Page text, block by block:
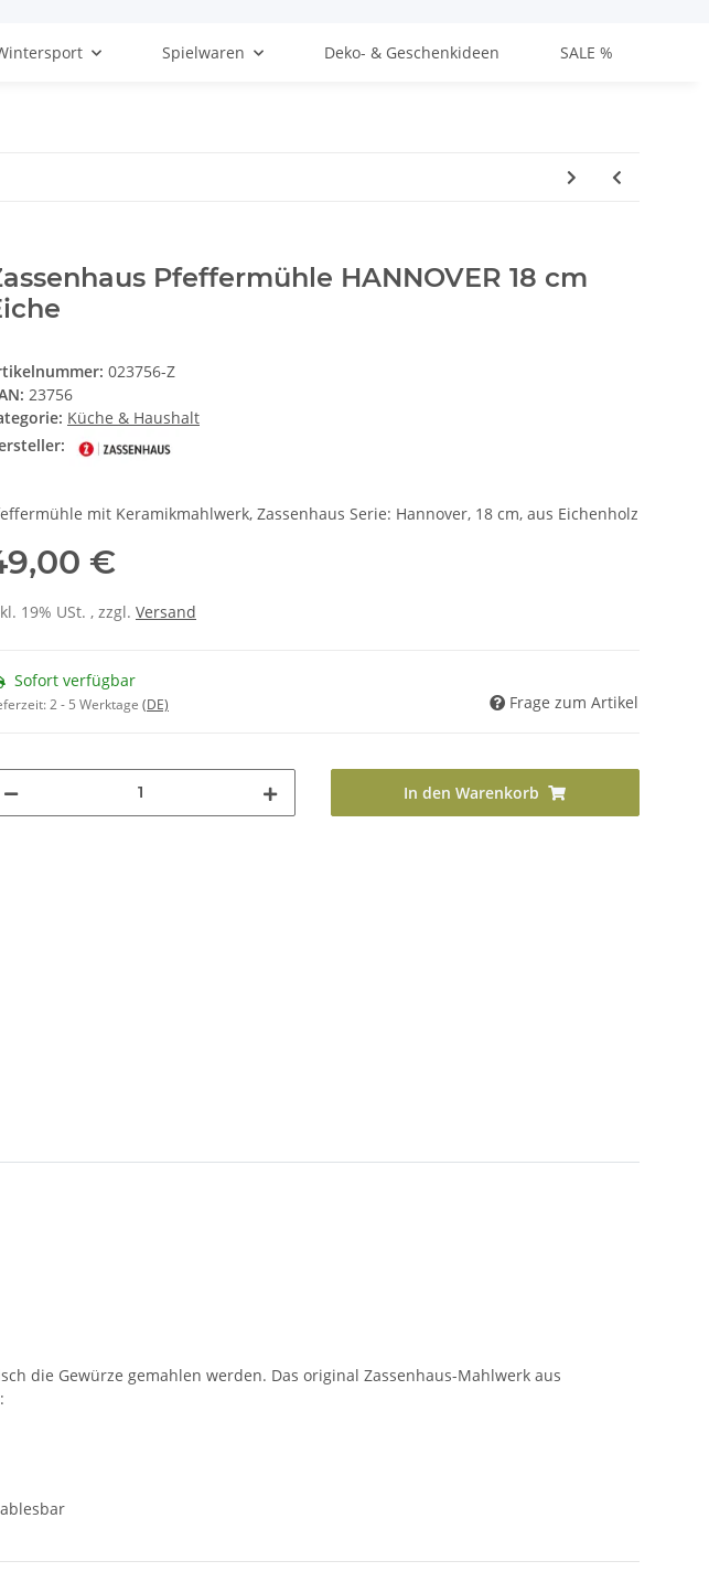
Spielwaren Deko- & Geschenkideen SALE %
Pfeffermühle HANNOVER 18 cm
023756-Z
23756
Küche & Haushalt
mit Keramikmahlwerk, Zassenhaus Serie: Hannover, 18 cm, aus Eichenholz
€
19% USt. , zzgl. Versand
Sofort verfügbar
2 - 5 Werktage (DE) Frage zum Artikel
In den Warenkorb
die Gewürze gemahlen werden. Das original Zassenhaus-Mahlwerk aus